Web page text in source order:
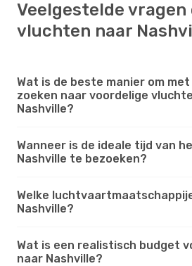
Veelgestelde vragen
vluchten naar
Wat is de beste manier om
zoeken naar voordelige
Nashville?
Wanneer is de ideale tijd van
Nashville te bezoeken?
Welke
Nashville?
Wat is een realistisch budget
naar Nashville?